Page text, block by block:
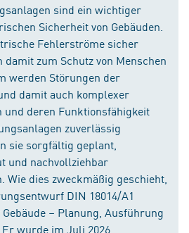
sind ein wichtiger
Sicherheit von Gebäuden.
Fehlerströme sicher
zum Schutz von Menschen
werden Störungen der
damit auch komplexer
deren Funktionsfähigkeit
zuverlässig
sie sorgfältig geplant,
und nachvollziehbar
dies zweckmäßig geschieht,
DIN 18014/A1
– Planung, Ausführung
wurde im Juli 2026